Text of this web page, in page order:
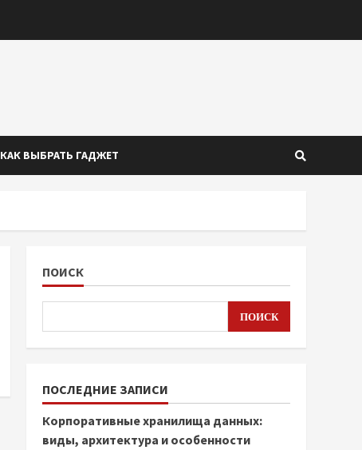
КАК ВЫБРАТЬ ГАДЖЕТ
ПОИСК
ПОИСК
ПОСЛЕДНИЕ ЗАПИСИ
Корпоративные хранилища данных:
виды, архитектура и особенности